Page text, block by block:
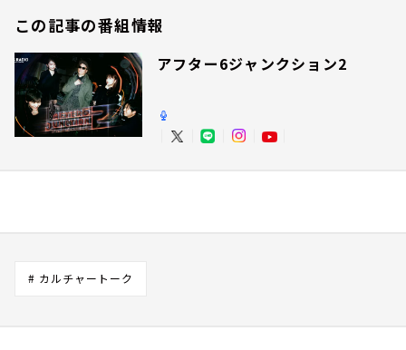
この記事の番組情報
アフター6ジャンクション2
# カルチャートーク